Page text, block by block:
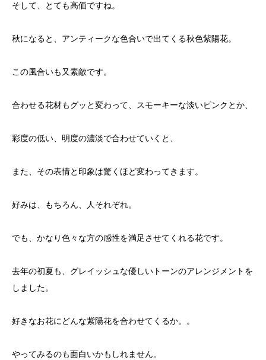
そして、とても高価ですね。
秋になると、アンティークな色合いで出てくる秋色紫陽花。
この風合いも又素敵です。
合わせる花材もグッと変わって、スモーキーな淡いピンクとか、
彩度の低い、明度の濃淡で合わせていくと、
また、その表情と印象は驚くほど変わってきます。
好みは、もちろん、人それぞれ。
でも、かなり色々な方の感性を満足させてくれる花です。
去年の初夏も、グレイッシュな優しいトーンのアレンジメントを
しました。
好きなお花にどんな紫陽花を合わせてくるか。。
やってみるのも面白いかもしれません。